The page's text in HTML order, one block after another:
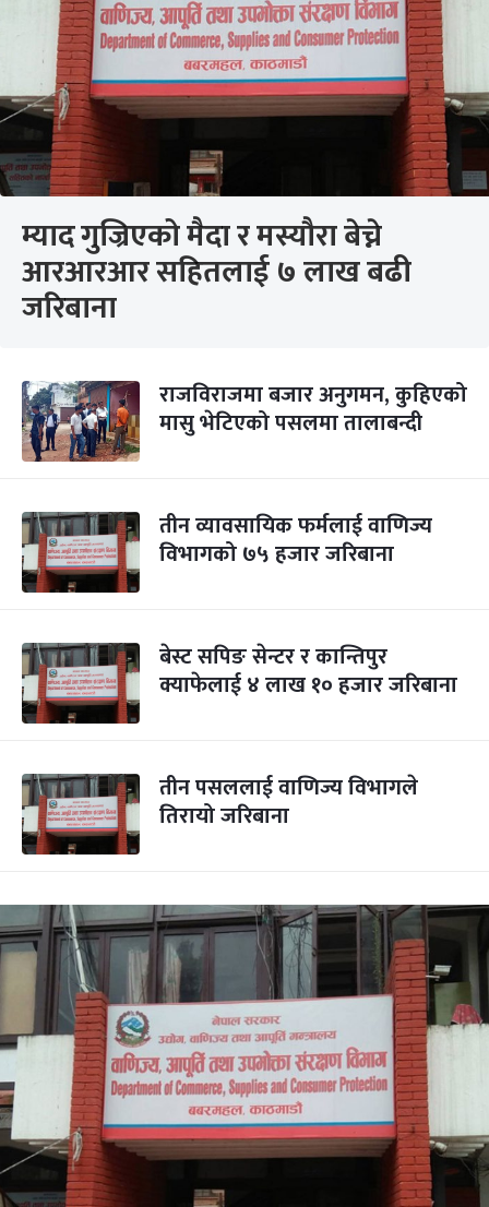
म्याद गुज्रिएको मैदा र मस्यौरा बेच्ने
आरआरआर सहितलाई ७ लाख बढी
जरिबाना
राजविराजमा बजार अनुगमन, कुहिएको
मासु भेटिएको पसलमा तालाबन्दी
तीन व्यावसायिक फर्मलाई वाणिज्य
विभागको ७५ हजार जरिबाना
बेस्ट सपिङ सेन्टर र कान्तिपुर
क्याफेलाई ४ लाख १० हजार जरिबाना
तीन पसललाई वाणिज्य विभागले
तिरायो जरिबाना